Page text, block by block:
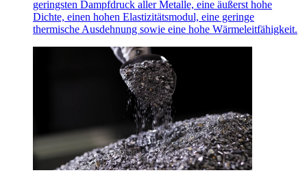
geringsten Dampfdruck aller Metalle, eine äußerst hohe
Dichte, einen hohen Elastizitätsmodul, eine geringe
thermische Ausdehnung sowie eine hohe Wärmeleitfähigkeit.